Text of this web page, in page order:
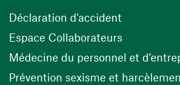
Déclaration d'accident
Espace Collaborateurs(ouvre une
Médecine du personnel et
Prévention sexisme et